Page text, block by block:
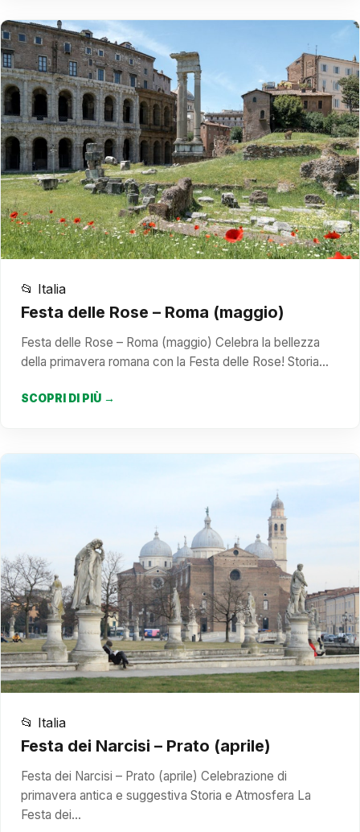
📂 Italia
Festa delle Rose – Roma (maggio)
Festa delle Rose – Roma (maggio) Celebra la bellezza
della primavera romana con la Festa delle Rose! Storia…
SCOPRI DI PIÙ →
📂 Italia
Festa dei Narcisi – Prato (aprile)
Festa dei Narcisi – Prato (aprile) Celebrazione di
primavera antica e suggestiva Storia e Atmosfera La
Festa dei…